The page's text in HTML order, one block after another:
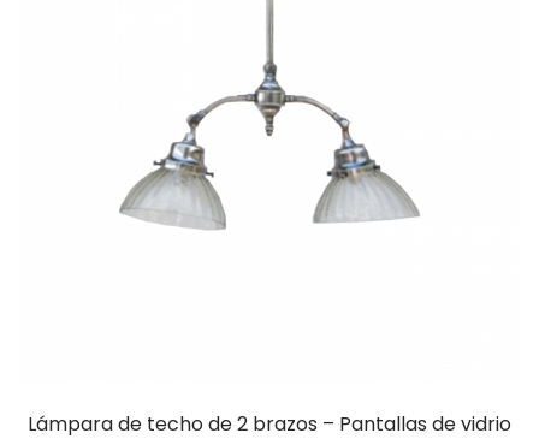
Lámpara de techo de 2 brazos – Pantallas de vidrio